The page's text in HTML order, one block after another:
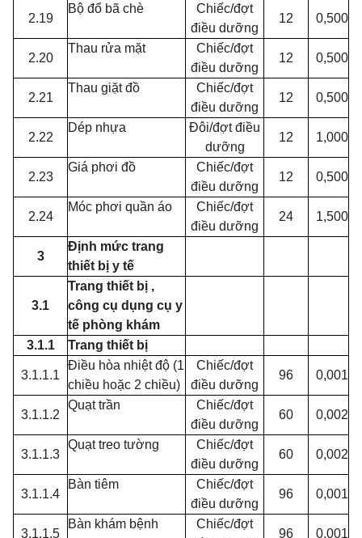
2.19
Bộ đổ bã chè
Chiếc/đợt
điều dưỡng
12 0,500
2.20
Thau rửa mặt
Chiếc/đợt
điều dưỡng
12 0,500
2.21
Thau giặt đồ
Chiếc/đợt
điều dưỡng
12 0,500
2.22
Dép nhựa
Đôi/đợt điều
dưỡng
12 1,000
2.23
Giá phơi đồ
Chiếc/đợt
điều dưỡng
12 0,500
2.24
Móc phơi quần áo
Chiếc/đợt
điều dưỡng
24 1,500
3
Định mức trang
thiết bị y tế
3.1
Trang thiết bị ,
công cụ dụng cụ y
tế phòng khám
3.1.1
Trang thiết bị
3.1.1.1
Điều hòa nhiệt độ (1
chiều hoặc 2 chiều)
Chiếc/đợt
điều dưỡng
96 0,001
3.1.1.2
Quạt trần
Chiếc/đợt
điều dưỡng
60 0,002
3.1.1.3
Quạt treo tường
Chiếc/đợt
điều dưỡng
60 0,002
3.1.1.4
Bàn tiêm
Chiếc/đợt
điều dưỡng
96 0,001
3.1.1.5
Bàn khám bệnh
Chiếc/đợt
96 0,001